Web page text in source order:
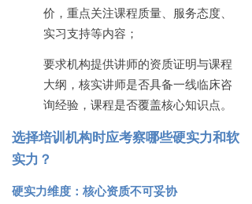
价，重点关注课程质量、服务态度、
实习支持等内容；
要求机构提供讲师的资质证明与课程
大纲，核实讲师是否具备一线临床咨
询经验，课程是否覆盖核心知识点。
选择培训机构时应考察哪些硬实力和软
实力？
硬实力维度：核心资质不可妥协